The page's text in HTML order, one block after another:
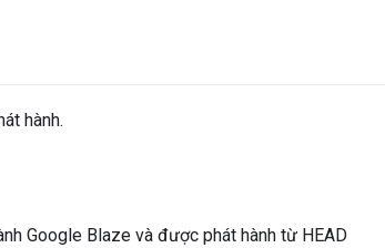
hành.
Google Blaze và được phát hành từ HEAD